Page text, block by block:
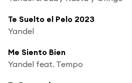
Te Suelto el Pelo 2023
Yandel
Me Siento Bien
Yandel feat. Tempo